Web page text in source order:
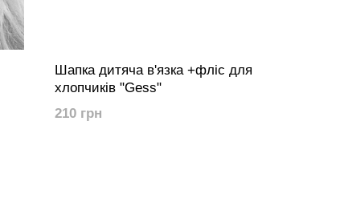
Шапка дитяча в'язка +фліс для
хлопчиків "Gess"
210 грн